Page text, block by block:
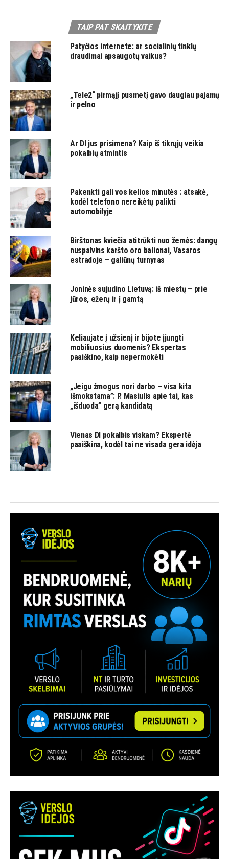
TAIP PAT SKAITYKITE
Patyčios internete: ar socialinių tinklų
draudimai apsaugotų vaikus?
„Tele2“ pirmąjį pusmetį gavo daugiau pajamų
ir pelno
Ar DI jus prisimena? Kaip iš tikrųjų veikia
pokalbių atmintis
Pakenkti gali vos kelios minutės : atsakė,
kodėl telefono nereikėtų palikti
automobilyje
Birštonas kviečia atitrūkti nuo žemės: dangų
nuspalvins karšto oro balionai, Vasaros
estradoje – galiūnų turnyras
Joninės sujudino Lietuvą: iš miestų – prie
jūros, ežerų ir į gamtą
Keliaujate į užsienį ir bijote įjungti
mobiliuosius duomenis? Ekspertas
paaiškino, kaip nepermokėti
„Jeigu žmogus nori darbo – visa kita
išmokstama”: P. Masiulis apie tai, kas
„išduoda” gerą kandidatą
Vienas DI pokalbis viskam? Ekspertė
paaiškina, kodėl tai ne visada gera idėja